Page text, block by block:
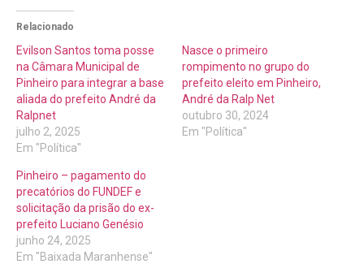
Relacionado
Evilson Santos toma posse
na Câmara Municipal de
Pinheiro para integrar a base
aliada do prefeito André da
Ralpnet
julho 2, 2025
Em "Política"
Nasce o primeiro
rompimento no grupo do
prefeito eleito em Pinheiro,
André da Ralp Net
outubro 30, 2024
Em "Política"
Pinheiro – pagamento do
precatórios do FUNDEF e
solicitação da prisão do ex-
prefeito Luciano Genésio
junho 24, 2025
Em "Baixada Maranhense"